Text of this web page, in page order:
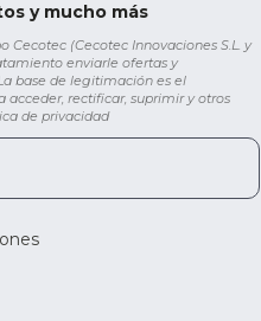
y mucho más
Cecotec (Cecotec Innovaciones S.L. y
enviarle ofertas y
base de legitimación es el
rectificar, suprimir y otros
de privacidad